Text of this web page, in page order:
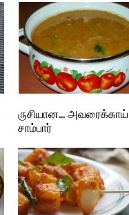
ருசியான… அவரைக்காய்
சாம்பார்